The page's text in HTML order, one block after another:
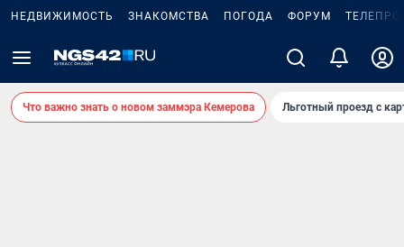
НЕДВИЖИМОСТЬ ЗНАКОМСТВА ПОГОДА ФОРУМ
Что важно знать о новом заммэра Кемерова Льготный проезд с